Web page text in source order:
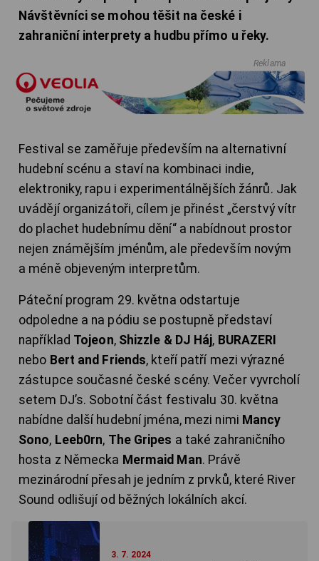
Návštěvníci se mohou těšit na české i
zahraniční interprety a hudbu přímo u řeky.
Reklama
Festival se zaměřuje především na alternativní
hudební scénu a staví na kombinaci indie,
elektroniky, rapu i experimentálnějších žánrů. Jak
uvádějí organizátoři, cílem je přinést „čerstvý vítr
do plachet hudebnímu dění“ a nabídnout prostor
nejen známějším jménům, ale především novým
a méně objeveným interpretům.
Páteční program 29. května odstartuje
odpoledne a na pódiu se postupně představí
například Tojeon, Shizzle & DJ Háj, BURAZERI
nebo Bert and Friends, kteří patří mezi výrazné
zástupce současné české scény. Večer vyvrcholí
setem DJ’s. Sobotní část festivalu 30. května
nabídne další hudební jména, mezi nimi Mancy
Sono, Leeb0rn, The Gripes a také zahraničního
hosta z Německa Mermaid Man. Právě
mezinárodní přesah je jedním z prvků, které River
Sound odlišují od běžných lokálních akcí.
3. 7. 2024